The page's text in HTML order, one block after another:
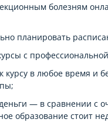
болезням
планировать
с
курсу в любое время и
— в сравнении с
образование стоит